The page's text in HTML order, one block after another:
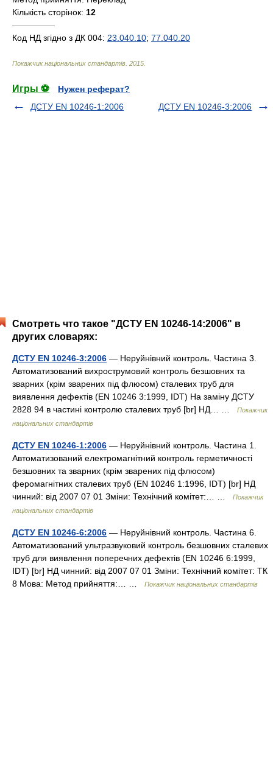
Кількість сторінок: 12
—————
Код НД згідно з ДК 004: 23.040.10; 77.040.20
Покажчик національних стандартів 2015
Игры ⚽
Нужен реферат?
ДСТУ EN 10246-1:2006
ДСТУ EN 10246-3:2006
Смотреть что такое "ДСТУ EN 10246-14:2006" в
других словарях:
ДСТУ EN 10246-3:2006 — Неруйнівний контроль. Частина 3.
Автоматизований вихрострумовий контроль безшовних та
зварних (крім зварених під флюсом) сталевих труб для
виявлення дефектів (EN 10246 3:1999, IDT) На заміну ДСТУ
2828 94 в частині контролю сталевих труб [br] НД… …
Покажчик
національних стандартів
ДСТУ EN 10246-1:2006 — Неруйнівний контроль. Частина 1.
Автоматизований електромагнітний контроль герметичності
безшовних та зварних (крім зварених під флюсом)
феромагнітних сталевих труб (EN 10246 1:1996, IDT) [br] НД
чинний: від 2007 07 01 Зміни: Технічний комітет:… …
Покажчик
національних стандартів
ДСТУ EN 10246-6:2006 — Неруйнівний контроль. Частина 6.
Автоматизований ультразвуковий контроль безшовних сталевих
труб для виявлення поперечних дефектів (EN 10246 6:1999,
IDT) [br] НД чинний: від 2007 07 01 Зміни: Технічний комітет: ТК
8 Мова: Метод прийняття:… …
Покажчик національних стандартів